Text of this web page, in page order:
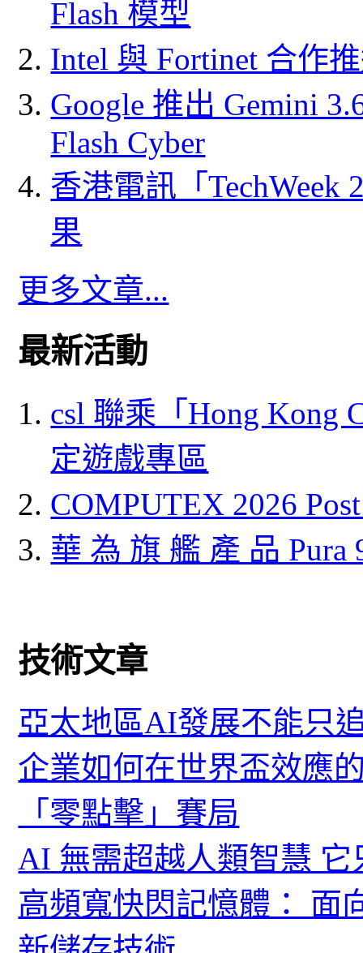
Flash 模型
Intel 與 Fortinet 合作
Google 推出 Gemini
Flash Cyber
香港電訊「
果
更多文章...
最新活動
csl 聯乘「Hong Kong
定遊戲專區
COMPUTEX 2026
華 為 旗 艦 產 品 Pura
技術文章
亞太地區AI發展不能只
企業如何在世界盃效應
「零點擊」賽局
AI 無需超越人類智慧
高頻寬快閃記憶體： 面